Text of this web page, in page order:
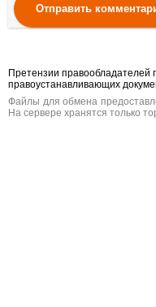
Отправить
Претензии
правоустанавливающих
Файлы для обмена
На сервере хранятся только